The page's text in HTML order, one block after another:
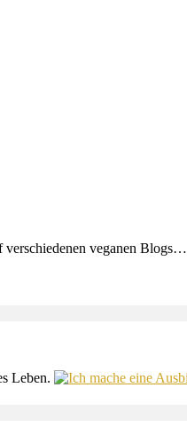
verschiedenen veganen Blogs…
Leben.